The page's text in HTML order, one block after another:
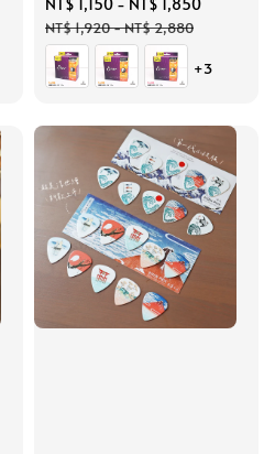
price
NT$ 1,920-NT$ 2,880
+3